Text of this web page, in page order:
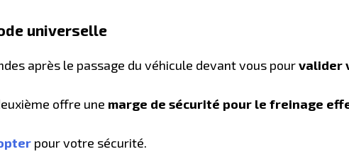
universelle
après le passage du véhicule devant vous pourvalider
offre une marge de sécurité pour le freinage
pour votre sécurité.